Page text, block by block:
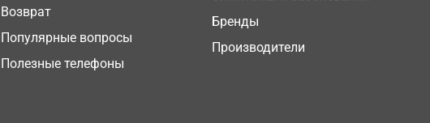
Возврат
Популярные вопросы
Полезные телефоны
Бренды
Производители